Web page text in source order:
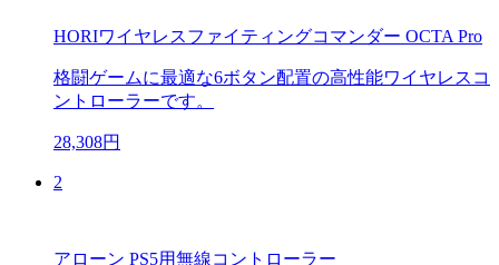
HORIワイヤレスファイティングコマンダー OCTA Pro
格闘ゲームに最適な6ボタン配置の高性能ワイヤレスコ
ントローラーです。
28,308円
2
アローン PS5用無線コントローラー